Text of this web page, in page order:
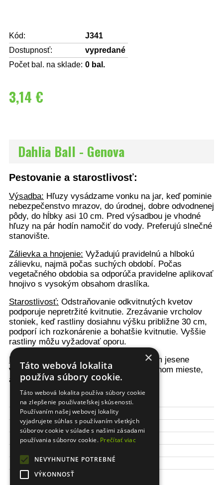
Kód:
J341
Dostupnosť:
vypredané
Počet bal. na sklade: 0 bal.
3,14 €
Dahlia Ball - Genova
Pestovanie a starostlivosť:
Výsadba: Hľuzy vysádzame vonku na jar, keď pominie
nebezpečenstvo mrazov, do úrodnej, dobre odvodnenej
pôdy, do hĺbky asi 10 cm. Pred výsadbou je vhodné
hľuzy na pár hodín namočiť do vody. Preferujú slnečné
stanovište.
Zálievka a hnojenie: Vyžadujú pravidelnú a hlbokú
zálievku, najmä počas suchých období. Počas
vegetačného obdobia sa odporúča pravidelne aplikovať
hnojivo s vysokým obsahom draslíka.
Starostlivosť: Odstraňovanie odkvitnutých kvetov
podporuje nepretržité kvitnutie. Zrezávanie vrcholov
stoniek, keď rastliny dosiahnu výšku približne 30 cm,
podporí ich rozkonárenie a bohatšie kvitnutie. Vyššie
rastliny môžu vyžadovať oporu.
Prezimovanie:
Hľuzy je potrebné koncom jesene
vykopať a uskladniť na suchom a chladnom mieste,
avšak chránenom pred mrazom.
Výška kvetu:
100 cm
Obdobie kvitnutia:
júl - október
Čas sadenia: apríl/máj
Stanovište: slnečné
Balenie:
1 ks / bal.
Veľkosť
×
Táto webová lokalita
používa súbory cookie.
Táto webová lokalita používa súbory cookie
na zlepšenie používateľskej skúsenosti.
Používaním našej webovej lokality
vyjadrujete súhlas s používaním všetkých
súborov cookie v súlade s našimi zásadami
používania súborov cookie. Prečítať viac
NEVYHNUTNE POTREBNÉ
VÝKONNOSŤ